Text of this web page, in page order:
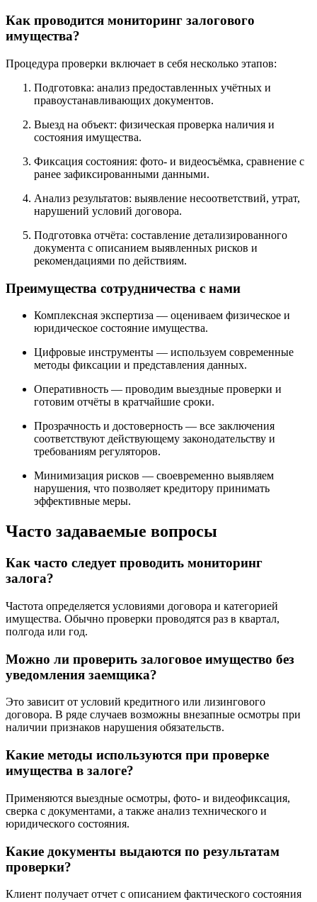
Как проводится мониторинг залогового
имущества?
Процедура проверки включает в себя несколько этапов:
Подготовка: анализ предоставленных учётных и
правоустанавливающих документов.
Выезд на объект: физическая проверка наличия и
состояния имущества.
Фиксация состояния: фото- и видеосъёмка, сравнение с
ранее зафиксированными данными.
Анализ результатов: выявление несоответствий, утрат,
нарушений условий договора.
Подготовка отчёта: составление детализированного
документа с описанием выявленных рисков и
рекомендациями по действиям.
Преимущества сотрудничества с нами
Комплексная экспертиза — оцениваем физическое и
юридическое состояние имущества.
Цифровые инструменты — используем современные
методы фиксации и представления данных.
Оперативность — проводим выездные проверки и
готовим отчёты в кратчайшие сроки.
Прозрачность и достоверность — все заключения
соответствуют действующему законодательству и
требованиям регуляторов.
Минимизация рисков — своевременно выявляем
нарушения, что позволяет кредитору принимать
эффективные меры.
Часто задаваемые вопросы
Как часто следует проводить мониторинг
залога?
Частота определяется условиями договора и категорией
имущества. Обычно проверки проводятся раз в квартал,
полгода или год.
Можно ли проверить залоговое имущество без
уведомления заемщика?
Это зависит от условий кредитного или лизингового
договора. В ряде случаев возможны внезапные осмотры при
наличии признаков нарушения обязательств.
Какие методы используются при проверке
имущества в залоге?
Применяются выездные осмотры, фото- и видеофиксация,
сверка с документами, а также анализ технического и
юридического состояния.
Какие документы выдаются по результатам
проверки?
Клиент получает отчет с описанием фактического состояния